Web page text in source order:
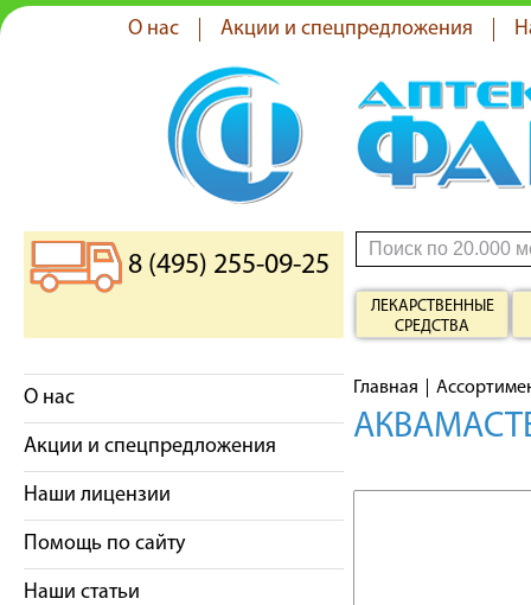
О нас Акции и спецпредложения
8 (495) 255-09-25
ЛЕКАРСТВЕННЫЕ
СРЕДСТВА
О нас
Акции и спецпредложения
Наши лицензии
Помощь по сайту
Наши статьи
Главная